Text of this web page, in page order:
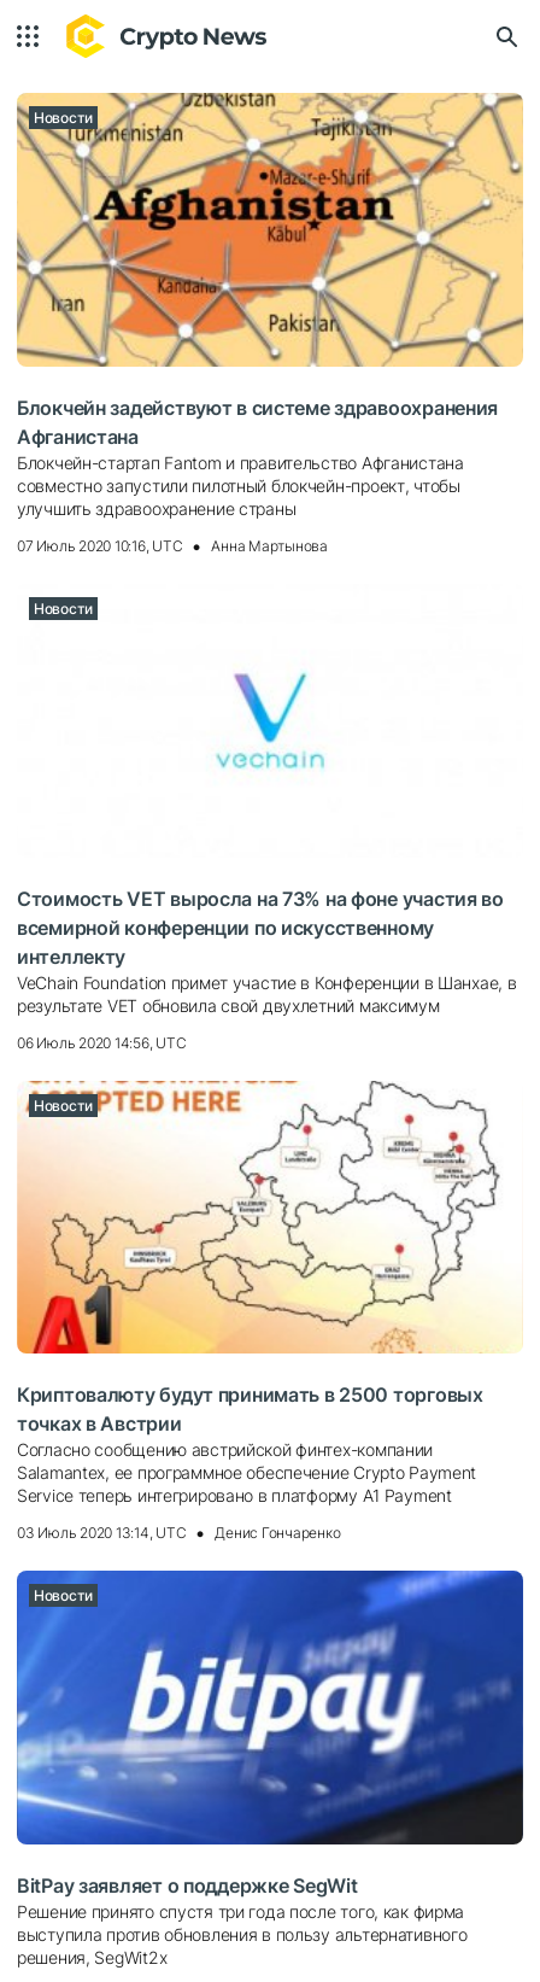
Новости
Блокчейн задействуют в системе здравоохранения
Афганистана
Блокчейн-стартап Fantom и правительство Афганистана
совместно запустили пилотный блокчейн-проект, чтобы
улучшить здравоохранение страны
07 Июль 2020 10:16, UTC Анна Мартынова
Новости
Стоимость VET выросла на 73% на фоне участия во
всемирной конференции по искусственному
интеллекту
VeChain Foundation примет участие в Конференции в Шанхае, в
результате VET обновила свой двухлетний максимум
06 Июль 2020 14:56, UTC
Новости
Криптовалюту будут принимать в 2500 торговых
точках в Австрии
Согласно сообщению австрийской финтех-компании
Salamantex, ее программное обеспечение Crypto Payment
Service теперь интегрировано в платформу A1 Payment
03 Июль 2020 13:14, UTC Денис Гончаренко
Новости
BitPay заявляет о поддержке SegWit
Решение принято спустя три года после того, как фирма
выступила против обновления в пользу альтернативного
решения, SegWit2x